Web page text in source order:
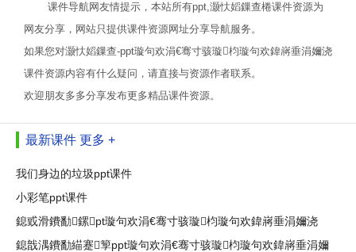
课件导航网友情提示，本站所有ppt,灏忕嫍鏁查棬课件资源为
网友分享，网站只提供课件资源网址分享导航服务。
如果您对灏忕嫍鏁查-ppt璇句欢涓€骞寸骇璇枃璇句欢鍏嶈垂涓嬭浇
课件资源内容有什么疑问，请直接与资源作者联系。
欢迎朋友多多分享发布更多精品课件资源。
最新课件 更多 +
我们身边的垃圾ppt课件
小彩笔ppt课件
鎴戜滑鐨勫鏍pt璇句欢涓€骞寸骇璇枃璇句欢鍏嶈垂涓嬭浇
鎴戠湡鐨勫緢蹇箰ppt璇句欢涓€骞寸骇璇枃璇句欢鍏嶈垂涓嬭